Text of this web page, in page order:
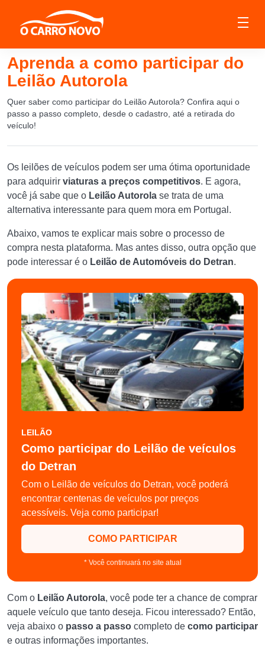
Aprenda a como participar do
Leilão Autorola
Quer saber como participar do Leilão Autorola? Confira aqui o
passo a passo completo, desde o cadastro, até a retirada do
veículo!
Os leilões de veículos podem ser uma ótima oportunidade
para adquirir viaturas a preços competitivos. E agora,
você já sabe que o Leilão Autorola se trata de uma
alternativa interessante para quem mora em Portugal.
Abaixo, vamos te explicar mais sobre o processo de
compra nesta plataforma. Mas antes disso, outra opção que
pode interessar é o Leilão de Automóveis do Detran.
LEILÃO
Como participar do Leilão de veículos
do Detran
Com o Leilão de veículos do Detran, você poderá
encontrar centenas de veículos por preços
acessíveis. Veja como participar!
COMO PARTICIPAR
* Você continuará no site atual
Com o Leilão Autorola, você pode ter a chance de comprar
aquele veículo que tanto deseja. Ficou interessado? Então,
veja abaixo o passo a passo completo de como participar
e outras informações importantes.